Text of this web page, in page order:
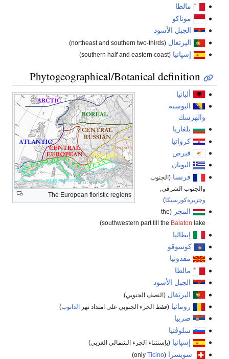
مالطا
موناكو
الجبل الأسود
الپرتغال (northeast and southern two-thirds)
إسپانيا (southern half and eastern coast)
Phytogeographical/Botanical definition
The European floristic regions
ألبانيا
البوسنة
والهرسك
بلغاريا
كرواتيا
قبرص
اليونان
فرنسا (الجنوب
والجنوب الشرقي,
وجزيرةكورسيكا)
المجر
(the
southwestern part till the Balaton lake)
إيطاليا
كوسوڤو
مقدونيا
مالطا
الجبل الأسود
الپرتغال (النصف الجنوبي)
رومانيا (فقط الجزء الجنوبي على امتداد نهرالدانوب)
صربيا
سلوڤنيا
إسپانيا (بإستثناء الجزء الشمالي الغربي)
سويسرا (only
Ticino
)